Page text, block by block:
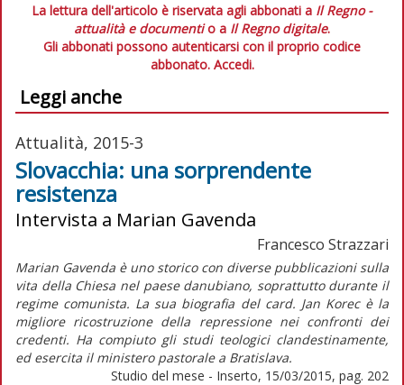
La lettura dell'articolo è riservata agli abbonati a Il Regno -
attualità e documentio a Il Regno digitale.
Gli abbonati possono autenticarsi con il proprio codice
abbonato. Accedi.
Leggi anche
Attualità, 2015-3
Slovacchia: una sorprendente
resistenza
Intervista a Marian Gavenda
Francesco Strazzari
Marian Gavenda è uno storico con diverse pubblicazioni sulla
vita della Chiesa nel paese danubiano, soprattutto durante il
regime comunista. La sua biografia del card. Jan Korec è la
migliore ricostruzione della repressione nei confronti dei
credenti. Ha compiuto gli studi teologici clandestinamente,
ed esercita il ministero pastorale a Bratislava.
Studio del mese - Inserto, 15/03/2015, pag. 202